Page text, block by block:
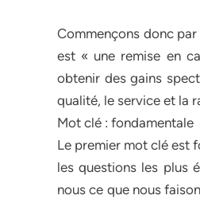
Commençons donc
est « une remise en
obtenir des gains
qualité, le service et la
Mot clé : fondamentale
Le premier mot clé est
les questions les plus
nous ce que nous